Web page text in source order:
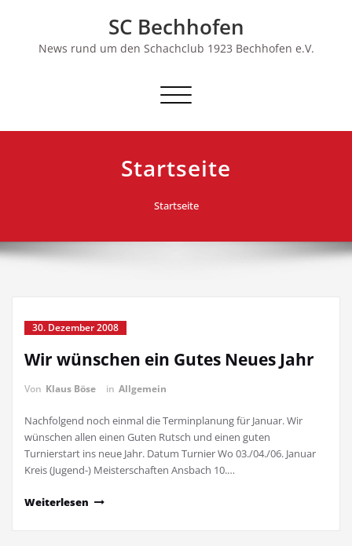
SC Bechhofen
News rund um den Schachclub 1923 Bechhofen e.V.
Schalte
Startseite
Startseite
30. Dezember 2008
Wir wünschen ein Gutes Neues Jahr
Von Klaus Böse in Allgemein
Nachfolgend noch einmal die Terminplanung für Januar. Wir
wünschen allen einen Guten Rutsch und einen guten
Turnierstart ins neue Jahr. Datum Turnier Wo 03./04./06. Januar
Kreis (Jugend-) Meisterschaften Ansbach 10.…
Weiterlesen